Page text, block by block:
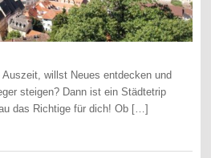
willst Neues entdecken und
steigen? Dann ist ein Städtetrip
das Richtige für dich! Ob […]